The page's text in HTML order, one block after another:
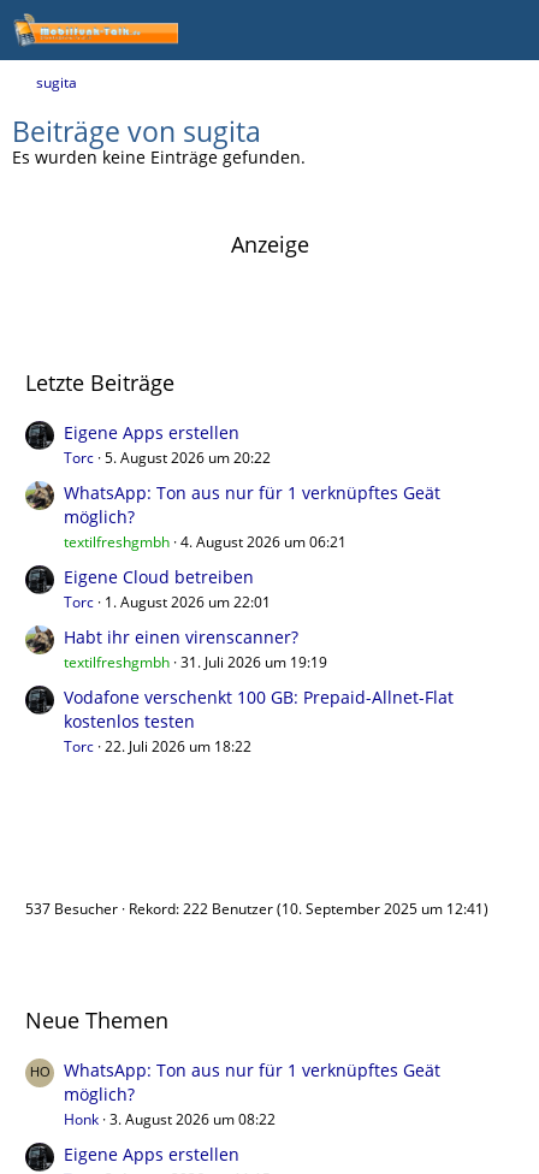
sugita
Beiträge von sugita
Es wurden keine Einträge gefunden.
Anzeige
Letzte Beiträge
Eigene Apps erstellen
Torc 5. August 2026 um 20:22
WhatsApp: Ton aus nur für 1 verknüpftes Geät
möglich?
textilfreshgmbh 4. August 2026 um 06:21
Eigene Cloud betreiben
Torc 1. August 2026 um 22:01
Habt ihr einen virenscanner?
textilfreshgmbh 31. Juli 2026 um 19:19
Vodafone verschenkt 100 GB: Prepaid-Allnet-Flat
kostenlos testen
Torc 22. Juli 2026 um 18:22
537 Besucher Rekord: 222 Benutzer (10. September 2025 um 12:41)
Neue Themen
WhatsApp: Ton aus nur für 1 verknüpftes Geät
möglich?
Honk 3. August 2026 um 08:22
Eigene Apps erstellen